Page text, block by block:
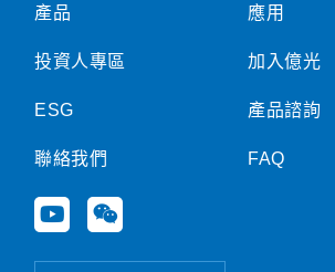
產品
投資人專區
ESG
聯絡我們
Y
o
W
e
應用
加入億光
產品諮詢
FAQ